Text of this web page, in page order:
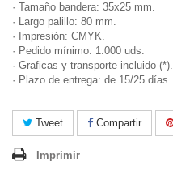
· Tamaño bandera: 35x25 mm.
· Largo palillo: 80 mm.
· Impresión: CMYK.
· Pedido mínimo: 1.000 uds.
· Graficas y transporte incluido (*).
· Plazo de entrega: de 15/25 días.
Tweet Compartir
Imprimir